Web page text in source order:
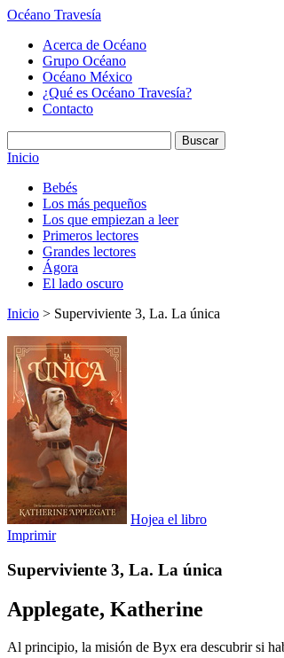
Océano Travesía
Acerca de Océano
Grupo Océano
Océano México
¿Qué es Océano Travesía?
Contacto
Inicio
Bebés
Los más pequeños
Los que empiezan a leer
Primeros lectores
Grandes lectores
Ágora
El lado oscuro
Inicio > Superviviente 3, La. La única
Hojea el libro
Imprimir
Superviviente 3, La. La única
Applegate, Katherine
Al principio, la misión de Byx era descubrir si